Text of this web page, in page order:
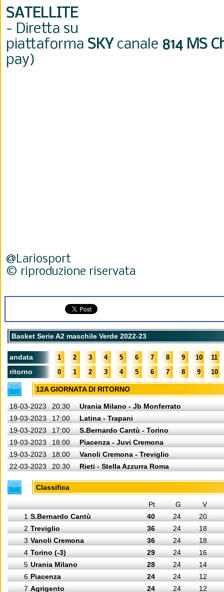
SATELLITE
- Diretta su
piattaforma SKY canale 814 MS
pay)
@Lariosport
© riproduzione riservata
Basket Serie A2 maschile Verde 2022-23
andata 1 2 3 4 5 6 7 8 9 10 11
ritorno 0 1 2 3 4 5 6 7 8 9 10
12A GIORNATA DI RITORNO
18-03-2023 20:30
Urania Milano - Jb Monferrato
19-03-2023
17:00
Latina - Trapani
19-03-2023
17:00
S.Bernardo Cantù - Torino
19-03-2023
18:00
Piacenza - Juvi Cremona
19-03-2023
18:00
Vanoli Cremona - Treviglio
22-03-2023
20:30 Rieti - Stella Azzurra Roma
Classifica
Pt G
V
1 S.Bernardo Cantù 40 24
20
2 Treviglio 36 24
18
3 Vanoli Cremona 36 24
18
4 Torino (-3) 29 24
16
5 Urania Milano 28 24
14
6 Piacenza 24 24
12
7 Agrigento 24 24
12